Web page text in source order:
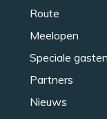
Route
Meelopen
Speciale gasten
Partners
Nieuws